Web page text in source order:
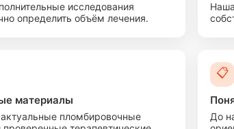
исследования
определить объём лечения.
материалы
пломбировочные
📋
До